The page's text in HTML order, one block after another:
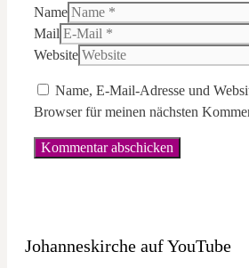
Name
Mail
Website
Name, E-Mail-Adresse und
Browser für meinen nächsten
Johanneskirche auf YouTube